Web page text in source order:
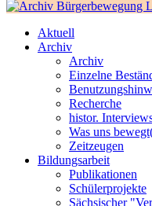
Aktuell
Archiv
Archiv
Einzelne
Recherche
histor.
Was uns
Zeitzeugen
Bildungsarbeit
Publikationen
Schülerprojekte
Sächsischer